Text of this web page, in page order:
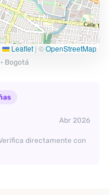
Leaflet | ©OpenStreetMap
Bogotá
Abr 2026
directamente con